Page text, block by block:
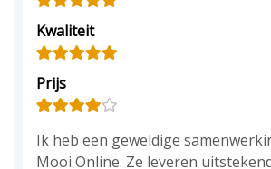
Kwaliteit
Prijs
Ik heb een geweldige
Mooi Online. Ze leveren